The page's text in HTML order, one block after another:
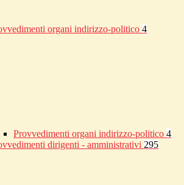
organi indirizzo-politico 4
Provvedimenti organi indirizzo-politico 4
dirigenti - amministrativi 295